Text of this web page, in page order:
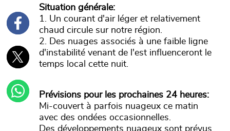
Situation générale:
1. Un courant d'air léger et relativement
chaud circule sur notre région.
2. Des nuages associés à une faible ligne
d'instabilité venant de l'est influenceront le
temps local cette nuit.
Prévisions pour les prochaines 24 heures:
Mi-couvert à parfois nuageux ce matin
avec des ondées occasionnelles.
Des développements nuageux sont prévus